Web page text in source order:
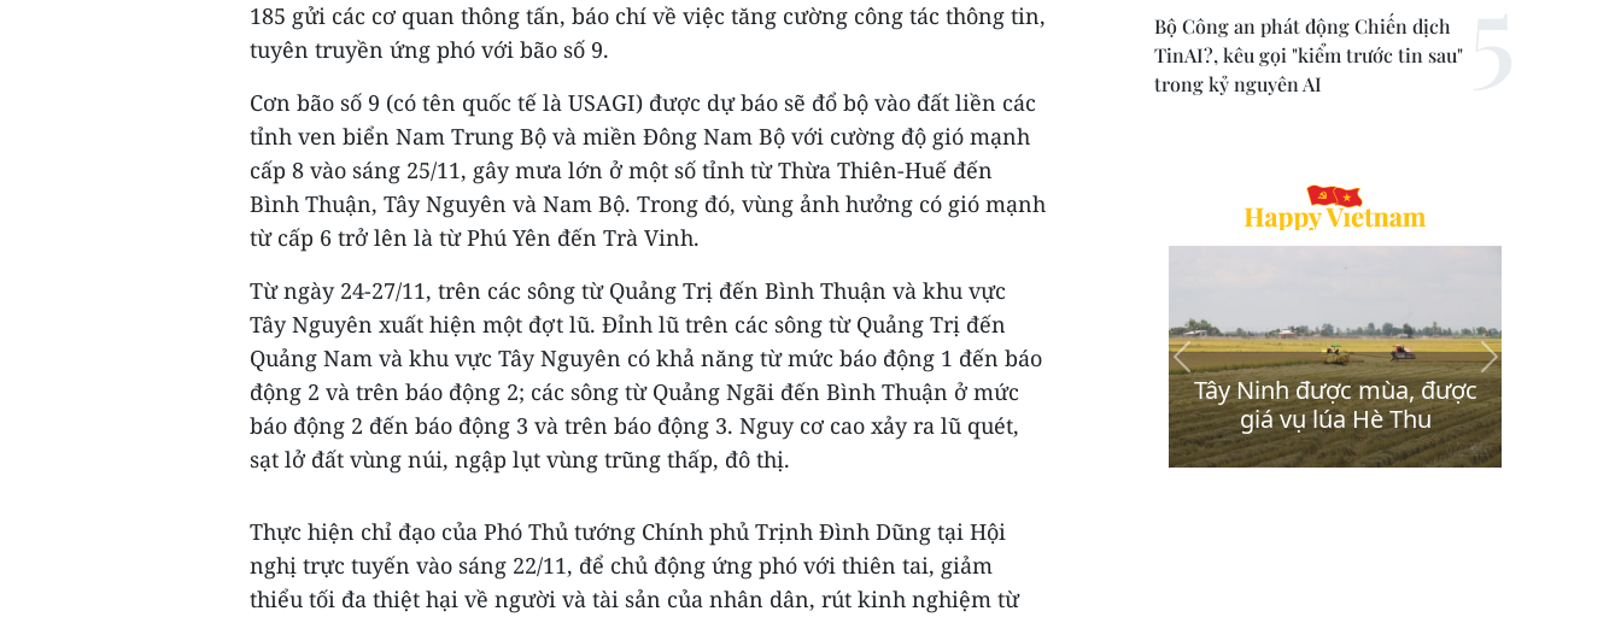
185 gửi các cơ quan thông tấn, báo chí về việc tăng cường công tác thông tin,
tuyên truyền ứng phó với bão số 9.
Cơn bão số 9 (có tên quốc tế là USAGI) được dự báo sẽ đổ bộ vào đất liền các
tỉnh ven biển Nam Trung Bộ và miền Đông Nam Bộ với cường độ gió mạnh
cấp 8 vào sáng 25/11, gây mưa lớn ở một số tỉnh từ Thừa Thiên-Huế đến
Bình Thuận, Tây Nguyên và Nam Bộ. Trong đó, vùng ảnh hưởng có gió mạnh
từ cấp 6 trở lên là từ Phú Yên đến Trà Vinh.
Từ ngày 24-27/11, trên các sông từ Quảng Trị đến Bình Thuận và khu vực
Tây Nguyên xuất hiện một đợt lũ. Đỉnh lũ trên các sông từ Quảng Trị đến
Quảng Nam và khu vực Tây Nguyên có khả năng từ mức báo động 1 đến báo
động 2 và trên báo động 2; các sông từ Quảng Ngãi đến Bình Thuận ở mức
báo động 2 đến báo động 3 và trên báo động 3. Nguy cơ cao xảy ra lũ quét,
sạt lở đất vùng núi, ngập lụt vùng trũng thấp, đô thị.
Thực hiện chỉ đạo của Phó Thủ tướng Chính phủ Trịnh Đình Dũng tại Hội
nghị trực tuyến vào sáng 22/11, để chủ động ứng phó với thiên tai, giảm
thiểu tối đa thiệt hại về người và tài sản của nhân dân, rút kinh nghiệm từ
Bộ Công an phát động Chiến dịch
TinAI?, kêu gọi "kiểm trước tin sau"
trong kỷ nguyên AI